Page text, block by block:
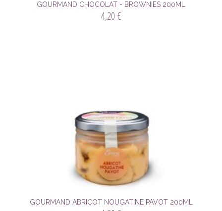
GOURMAND CHOCOLAT - BROWNIES 200ML
4,20 €
GOURMAND ABRICOT NOUGATINE PAVOT 200ML